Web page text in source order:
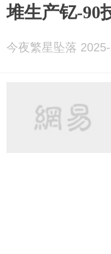
堆生产钇-90
今夜繁星坠落